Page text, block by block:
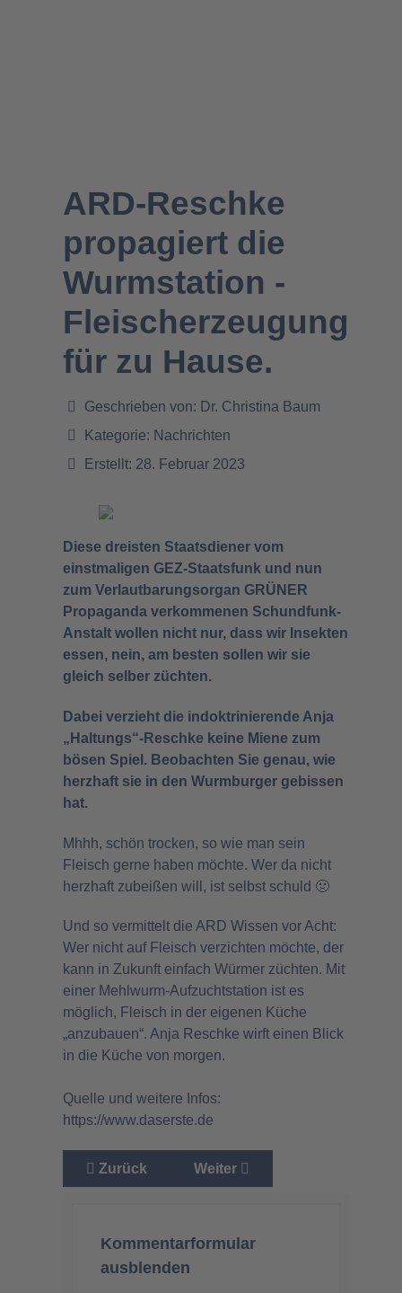
ARD-Reschke
propagiert die
Wurmstation -
Fleischerzeugung
für zu Hause.
Geschrieben von: Dr. Christina Baum
Kategorie: Nachrichten
Erstellt: 28. Februar 2023
Diese dreisten Staatsdiener vom
einstmaligen GEZ-Staatsfunk und nun
zum Verlautbarungsorgan GRÜNER
Propaganda verkommenen Schundfunk-
Anstalt wollen nicht nur, dass wir Insekten
essen, nein, am besten sollen wir sie
gleich selber züchten.
Dabei verzieht die indoktrinierende Anja
„Haltungs“-Reschke keine Miene zum
bösen Spiel. Beobachten Sie genau, wie
herzhaft sie in den Wurmburger gebissen
hat.
Mhhh, schön trocken, so wie man sein
Fleisch gerne haben möchte. Wer da nicht
herzhaft zubeißen will, ist selbst schuld 🤢
Und so vermittelt die ARD Wissen vor Acht:
Wer nicht auf Fleisch verzichten möchte, der
kann in Zukunft einfach Würmer züchten. Mit
einer Mehlwurm-Aufzuchtstation ist es
möglich, Fleisch in der eigenen Küche
„anzubauen“. Anja Reschke wirft einen Blick
in die Küche von morgen.
Quelle und weitere Infos:
https://www.daserste.de
Vorheriger Beitrag: SPD pervers - aber keine
Zurück Nächster Beitrag: Wir haben
Weiter
Kommentarformular
ausblenden